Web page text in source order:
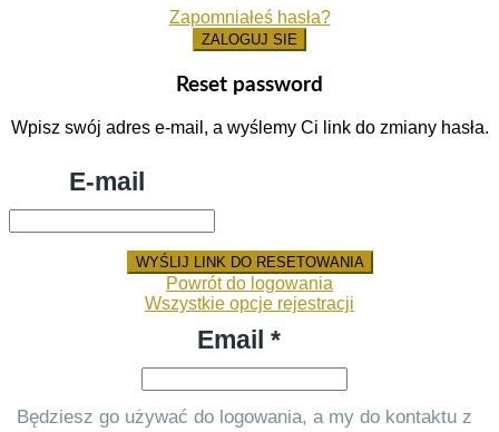
Zapomniałeś hasła?
ZALOGUJ SIE
Reset password
Wpisz swój adres e-mail, a wyślemy Ci link do zmiany hasła.
E-mail
WYŚLIJ LINK DO RESETOWANIA
Powrót do logowania
Wszystkie opcje rejestracji
Email *
Będziesz go używać do logowania, a my do kontaktu z